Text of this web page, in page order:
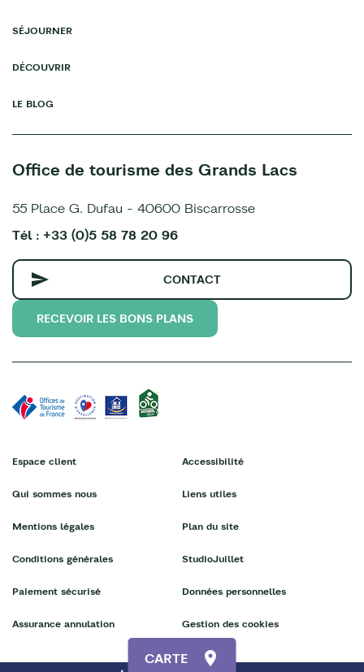
CARTE
SÉJOURNER
DÉCOUVRIR
LE BLOG
Office de tourisme des Grands Lacs
55 Place G. Dufau - 40600 Biscarrosse
Tél : +33 (0)5 58 78 20 96
CONTACT
RECEVOIR LES BONS PLANS
Espace client
Qui sommes nous
Mentions légales
Conditions générales
Paiement sécurisé
Assurance annulation
Accessibilité
Liens utiles
Plan du site
StudioJuillet
Données personnelles
Gestion des cookies